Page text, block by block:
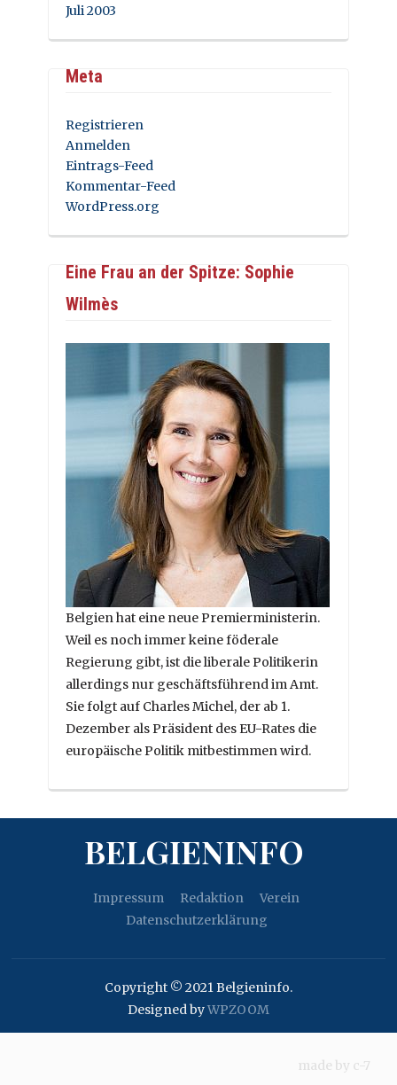
Juli 2003
Meta
Registrieren
Anmelden
Eintrags-Feed
Kommentar-Feed
WordPress.org
Eine Frau an der Spitze: Sophie
Wilmès
Belgien hat eine neue Premierministerin.
Weil es noch immer keine föderale
Regierung gibt, ist die liberale Politikerin
allerdings nur geschäftsführend im Amt.
Sie folgt auf Charles Michel, der ab 1.
Dezember als Präsident des EU-Rates die
europäische Politik mitbestimmen wird.
BELGIENINFO
Impressum Redaktion
Verein
Datenschutzerklärung
Copyright © 2021 Belgieninfo.
Designed byWPZOOM
made by c-7